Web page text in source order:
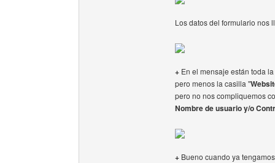
Los datos del formulario nos
+ En el mensaje están toda
pero menos la casilla "
pero no nos compliquemos
Nombre de usuario y/o
+ Bueno cuando ya